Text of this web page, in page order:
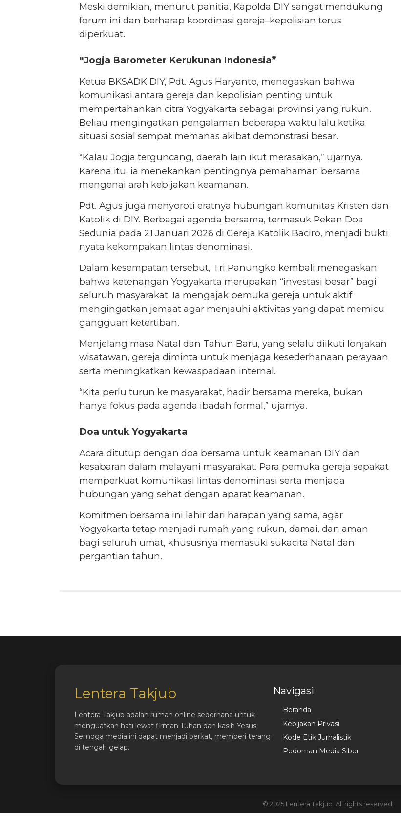
Meski demikian, menurut panitia, Kapolda DIY sangat mendukung
forum ini dan berharap koordinasi gereja–kepolisian terus
diperkuat.
“Jogja Barometer Kerukunan Indonesia”
Ketua BKSADK DIY, Pdt. Agus Haryanto, menegaskan bahwa
komunikasi antara gereja dan kepolisian penting untuk
mempertahankan citra Yogyakarta sebagai provinsi yang rukun.
Beliau mengingatkan pengalaman beberapa waktu lalu ketika
situasi sosial sempat memanas akibat demonstrasi besar.
“Kalau Jogja terguncang, daerah lain ikut merasakan,” ujarnya.
Karena itu, ia menekankan pentingnya pemahaman bersama
mengenai arah kebijakan keamanan.
Pdt. Agus juga menyoroti eratnya hubungan komunitas Kristen dan
Katolik di DIY. Berbagai agenda bersama, termasuk Pekan Doa
Sedunia pada 21 Januari 2026 di Gereja Katolik Baciro, menjadi bukti
nyata kekompakan lintas denominasi.
Dalam kesempatan tersebut, Tri Panungko kembali menegaskan
bahwa ketenangan Yogyakarta merupakan “investasi besar” bagi
seluruh masyarakat. Ia mengajak pemuka gereja untuk aktif
mengingatkan jemaat agar menjauhi aktivitas yang dapat memicu
gangguan ketertiban.
Menjelang masa Natal dan Tahun Baru, yang selalu diikuti lonjakan
wisatawan, gereja diminta untuk menjaga kesederhanaan perayaan
serta meningkatkan kewaspadaan internal.
“Kita perlu turun ke masyarakat, hadir bersama mereka, bukan
hanya fokus pada agenda ibadah formal,” ujarnya.
Doa untuk Yogyakarta
Acara ditutup dengan doa bersama untuk keamanan DIY dan
kesabaran dalam melayani masyarakat. Para pemuka gereja sepakat
memperkuat komunikasi lintas denominasi serta menjaga
hubungan yang sehat dengan aparat keamanan.
Komitmen bersama ini lahir dari harapan yang sama, agar
Yogyakarta tetap menjadi rumah yang rukun, damai, dan aman
bagi seluruh umat, khususnya memasuki sukacita Natal dan
pergantian tahun.
Lentera Takjub
Lentera Takjub adalah rumah online sederhana untuk
menguatkan hati lewat firman Tuhan dan kasih Yesus.
Semoga media ini dapat menjadi berkat, memberi terang
di tengah gelap.
Navigasi
Beranda
Kebijakan Privasi
Kode Etik Jurnalistik
Pedoman Media Siber
© 2025 Lentera Takjub. All rights reserved.